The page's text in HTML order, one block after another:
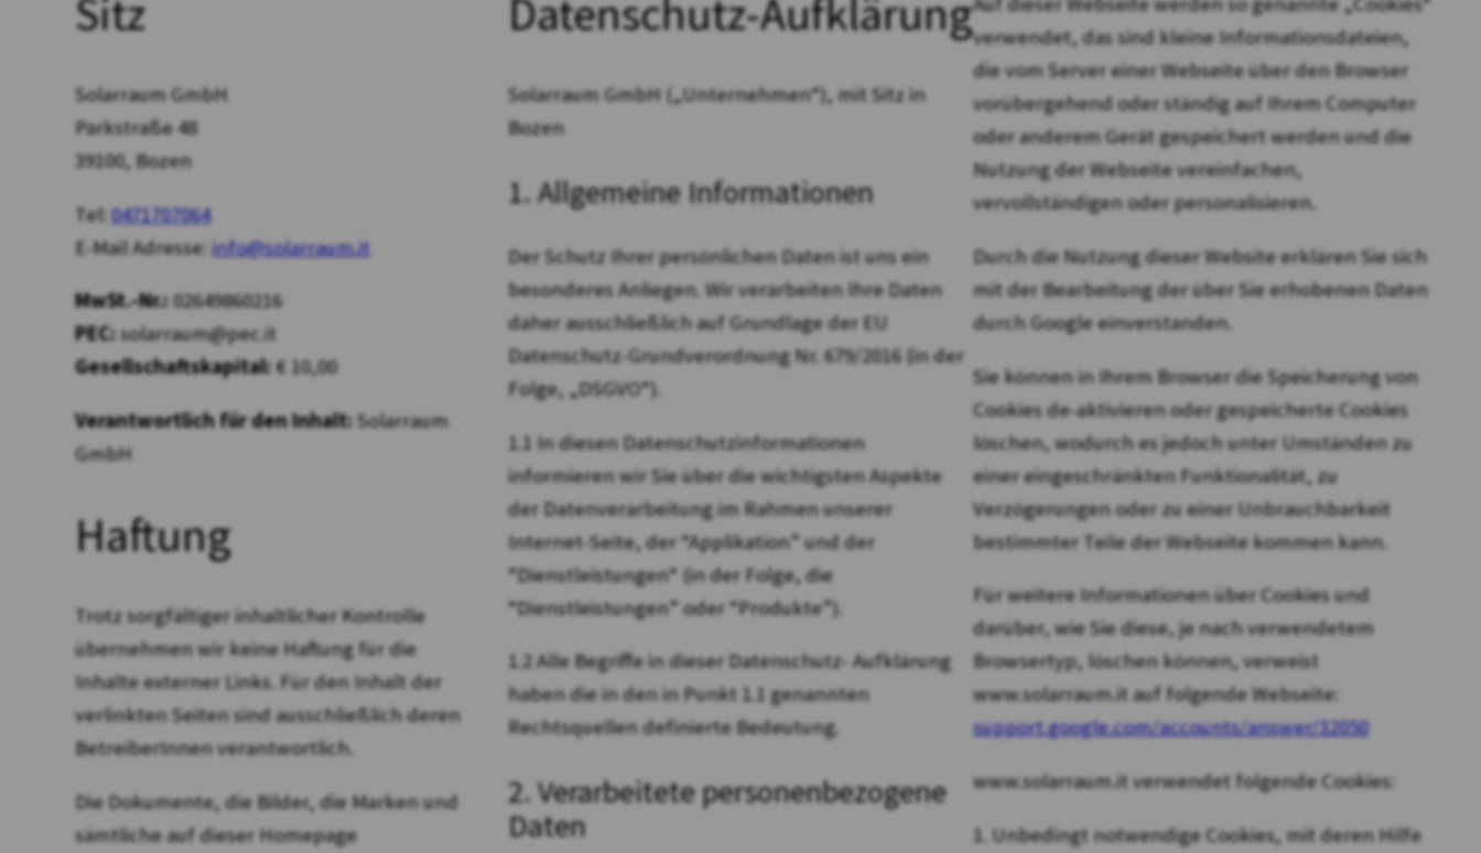
Sitz
Solarraum GmbH
Parkstraße 48
39100, Bozen
Tel:0471707064
E-Mail Adresse: info@solarraum.it
MwSt.-Nr.:02649860216
PEC:solarraum@pec.it
Gesellschaftskapital:€ 10,00
Verantwortlich für den Inhalt:Solarraum
GmbH
Haftung
Trotz sorgfältiger inhaltlicher Kontrolle
übernehmen wir keine Haftung für die
Inhalte externer Links. Für den Inhalt der
verlinkten Seiten sind ausschließlich deren
BetreiberInnen verantwortlich.
Die Dokumente, die Bilder, die Marken und
sämtliche auf dieser Homepage
Datenschutz-Aufklärung
Solarraum GmbH („Unternehmen“), mit Sitz in
Bozen
1. Allgemeine Informationen
Der Schutz Ihrer persönlichen Daten ist uns ein
besonderes Anliegen. Wir verarbeiten Ihre Daten
daher ausschließlich auf Grundlage der EU
Datenschutz-Grundverordnung Nr. 679/2016 (in der
Folge, „DSGVO“).
1.1 In diesen Datenschutzinformationen
informieren wir Sie über die wichtigsten Aspekte
der Datenverarbeitung im Rahmen unserer
Internet-Seite, der “Applikation” und der
“Dienstleistungen“ (in der Folge, die
“Dienstleistungen” oder “Produkte”).
1.2 Alle Begriffe in dieser Datenschutz- Aufklärung
haben die in den in Punkt 1.1 genannten
Rechtsquellen definierte Bedeutung.
2. Verarbeitete personenbezogene
Daten
verwendet, das sind kleine Informationsdateien,
die vom Server einer Webseite über den Browser
vorübergehend oder ständig auf Ihrem Computer
oder anderem Gerät gespeichert werden und die
Nutzung der Webseite vereinfachen,
vervollständigen oder personalisieren.
Durch die Nutzung dieser Website erklären Sie sich
mit der Bearbeitung der über Sie erhobenen Daten
durch Google einverstanden.
Sie können in Ihrem Browser die Speicherung von
Cookies de-aktivieren oder gespeicherte Cookies
löschen, wodurch es jedoch unter Umständen zu
einer eingeschränkten Funktionalität, zu
Verzögerungen oder zu einer Unbrauchbarkeit
bestimmter Teile der Webseite kommen kann.
Für weitere Informationen über Cookies und
darüber, wie Sie diese, je nach verwendetem
Browsertyp, löschen können, verweist
www.solarraum.it auf folgende Webseite:
support.google.com/accounts/answer/32050
www.solarraum.it verwendet folgende Cookies:
1. Unbedingt notwendige Cookies, mit deren Hilfe